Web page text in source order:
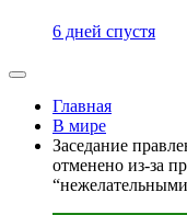
6 дней спустя
Главная
В мире
Заседание
отменено из-за